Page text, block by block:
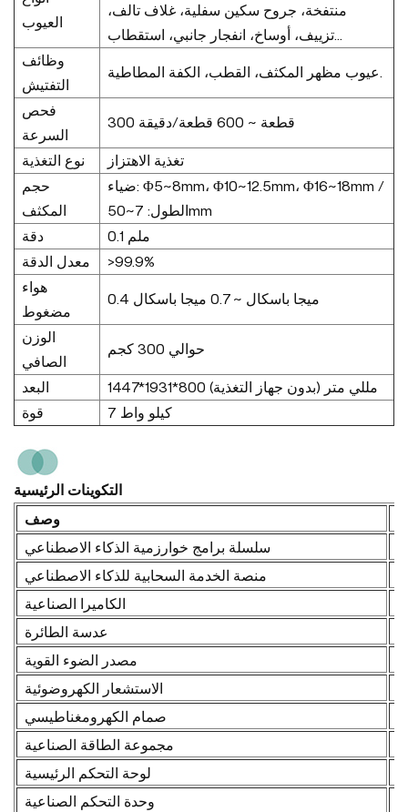
العيوب
منتفخة، جروح سكين سفلية، غلاف تالف،
تزييف، أوساخ، انفجار جانبي، استقطاب...
وظائف
التفتيش
عيوب مظهر المكثف، القطب، الكفة المطاطية.
فحص
السرعة
300 قطعة ~ 600 قطعة/دقيقة
نوع التغذية
تغذية الاهتزاز
حجم
المكثف
ضياء: Φ5~8mm، Φ10~12.5mm، Φ16~18mm /
الطول: 7~50mm
دقة
0.1 ملم
معدل الدقة
>99.9%
هواء
مضغوط
0.4 ميجا باسكال ~ 0.7 ميجا باسكال
الوزن
الصافي
حوالي 300 كجم
البعد
1447*1931*800 مللي متر (بدون جهاز التغذية)
قوة
7 كيلو واط
التكوينات الرئيسية
وصف
سلسلة برامج خوارزمية الذكاء الاصطناعي
منصة الخدمة السحابية للذكاء الاصطناعي
الكاميرا الصناعية
عدسة الطائرة
مصدر الضوء القوية
الاستشعار الكهروضوئية
صمام الكهرومغناطيسي
مجموعة الطاقة الصناعية
لوحة التحكم الرئيسية
وحدة التحكم الصناعية